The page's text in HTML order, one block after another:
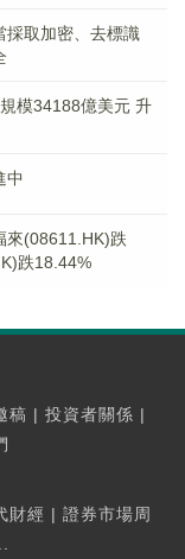
採取加密、去標識
模34188億美元 升
中
來(08611.HK)跌
跌18.44%
稿 | 投資者關係 |
財經 | 證券市場周